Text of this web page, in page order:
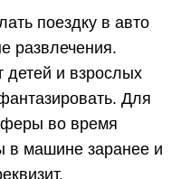
поездку в авто
развлечения.
детей и взрослых
Для
во время
в машине заранее и